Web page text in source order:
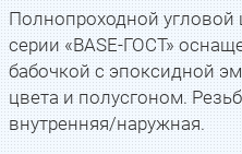
Полнопроходной угловой
серии «BASE-ГОСТ»
бабочкой с эпоксидной
цвета и полусгоном.
внутренняя/наружная.